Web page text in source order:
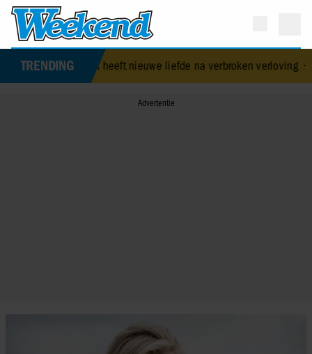
TRENDING
heeft nieuwe liefde na verbroken verloving•Voormalig